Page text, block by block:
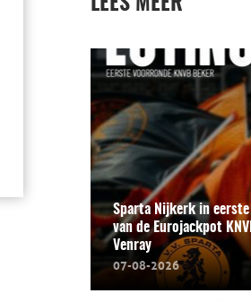
LEES MEER
Sparta Nijkerk in
van de Eurojackpot
Venray
07-08-2026